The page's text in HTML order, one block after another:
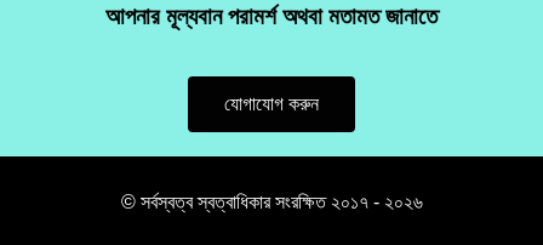
আপনার মূল্যবান পরামর্শ অথবা মতামত জানাতে
যোগাযোগ করুন
© সর্বস্বত্ব স্বত্বাধিকার সংরক্ষিত ২০১৭ - ২০২৬